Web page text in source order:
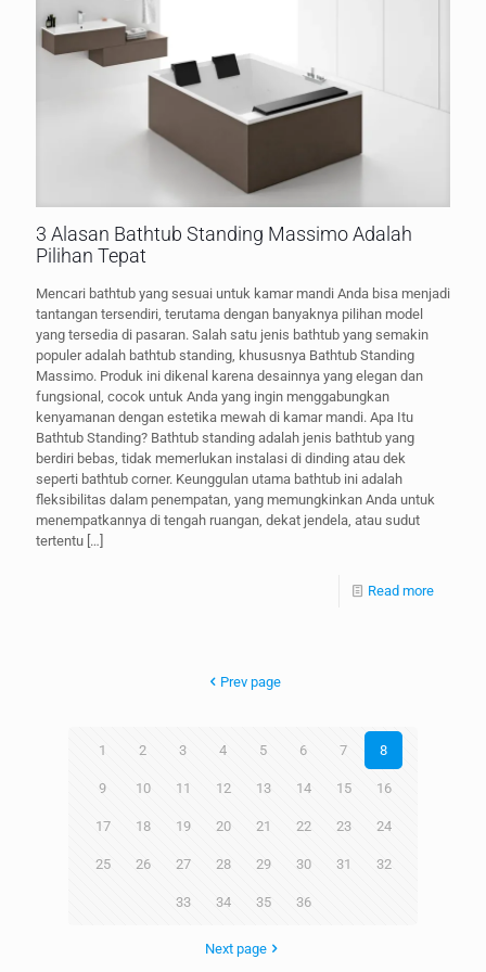
3 Alasan Bathtub Standing Massimo Adalah
Pilihan Tepat
Mencari bathtub yang sesuai untuk kamar mandi Anda bisa menjadi
tantangan tersendiri, terutama dengan banyaknya pilihan model
yang tersedia di pasaran. Salah satu jenis bathtub yang semakin
populer adalah bathtub standing, khususnya Bathtub Standing
Massimo. Produk ini dikenal karena desainnya yang elegan dan
fungsional, cocok untuk Anda yang ingin menggabungkan
kenyamanan dengan estetika mewah di kamar mandi. Apa Itu
Bathtub Standing? Bathtub standing adalah jenis bathtub yang
berdiri bebas, tidak memerlukan instalasi di dinding atau dek
seperti bathtub corner. Keunggulan utama bathtub ini adalah
fleksibilitas dalam penempatan, yang memungkinkan Anda untuk
menempatkannya di tengah ruangan, dekat jendela, atau sudut
tertentu […]
Read more
Prev page
1 2 3 4 5 6 7 8
9 10 11 12 13 14 15 16
17 18 19 20 21 22 23 24
25 26 27 28 29 30 31 32
33 34 35 36
Next page